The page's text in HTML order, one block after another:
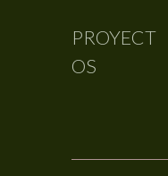
PROYECT
OS